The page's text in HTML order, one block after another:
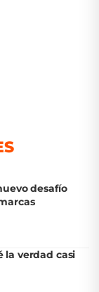
desafío
la verdad casi